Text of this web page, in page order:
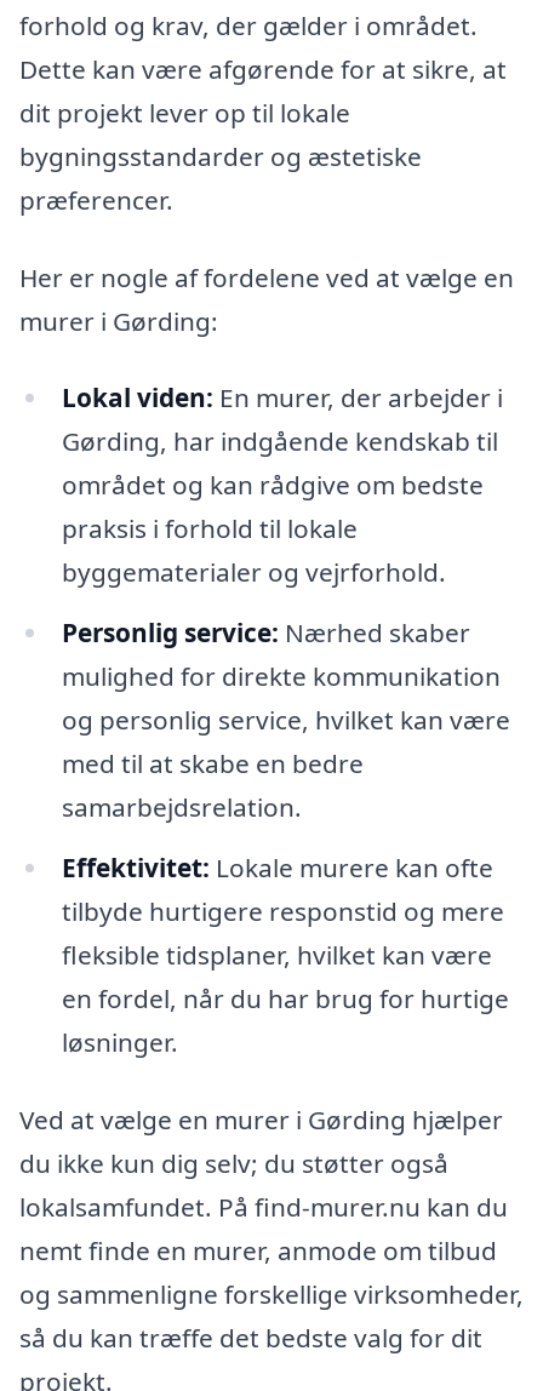
forhold og krav, der gælder i området.
Dette kan være afgørende for at sikre, at
dit projekt lever op til lokale
bygningsstandarder og æstetiske
præferencer.
Her er nogle af fordelene ved at vælge en
murer i Gørding:
Lokal viden: En murer, der arbejder i
Gørding, har indgående kendskab til
området og kan rådgive om bedste
praksis i forhold til lokale
byggematerialer og vejrforhold.
Personlig service: Nærhed skaber
mulighed for direkte kommunikation
og personlig service, hvilket kan være
med til at skabe en bedre
samarbejdsrelation.
Effektivitet: Lokale murere kan ofte
tilbyde hurtigere responstid og mere
fleksible tidsplaner, hvilket kan være
en fordel, når du har brug for hurtige
løsninger.
Ved at vælge en murer i Gørding hjælper
du ikke kun dig selv; du støtter også
lokalsamfundet. På find-murer.nu kan du
nemt finde en murer, anmode om tilbud
og sammenligne forskellige virksomheder,
så du kan træffe det bedste valg for dit
projekt.